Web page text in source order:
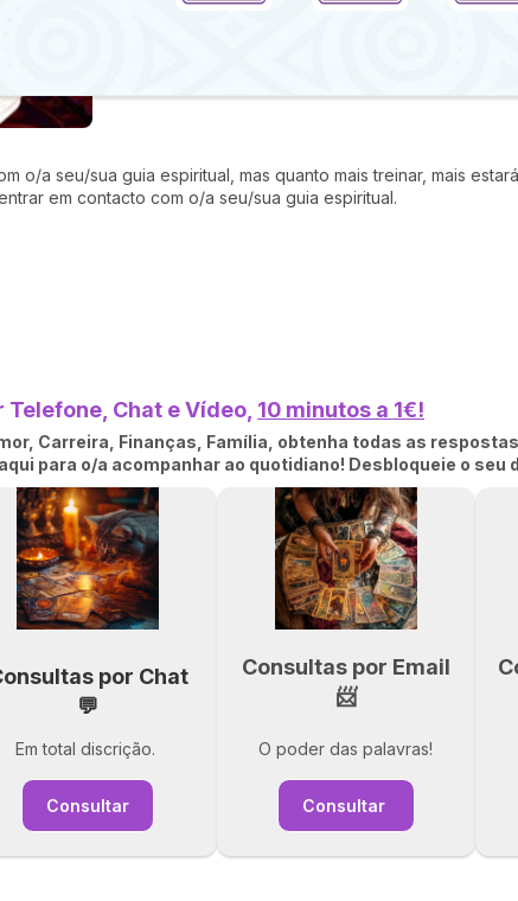
o/a seu/sua guia espiritual, mas quanto mais treinar, mais
em contacto com o/a seu/sua guia espiritual.
Chat e Vídeo, 10 minutos a 1€!
Carreira, Finanças, Família, obtenha todas as
para o/a acompanhar ao quotidiano! Desbloqueie o seu
por Chat
💬
Em total discrição.
Consultar
Consultas por Email
📨
O poder das palavras!
Consultar